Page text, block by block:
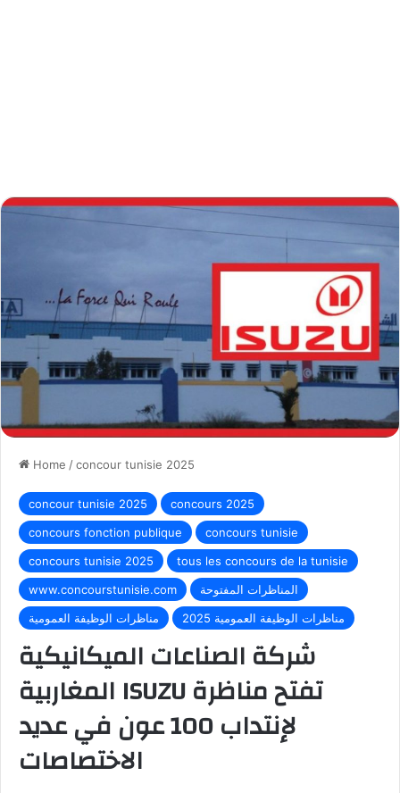
Home /concour tunisie 2025
concour tunisie 2025
concours 2025
concours fonction publique
concours tunisie
concours tunisie 2025
tous les concours de la tunisie
www.concourstunisie.com
المناظرات المفتوحة
مناظرات الوظيفة العمومية
مناظرات الوظيفة العمومية 2025
شركة الصناعات الميكانيكية
المغاربية ISUZU تفتح مناظرة
لإنتداب 100 عون في عديد
الاختصاصات